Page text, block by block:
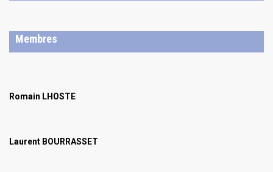
Membres
Romain LHOSTE
Laurent BOURRASSET